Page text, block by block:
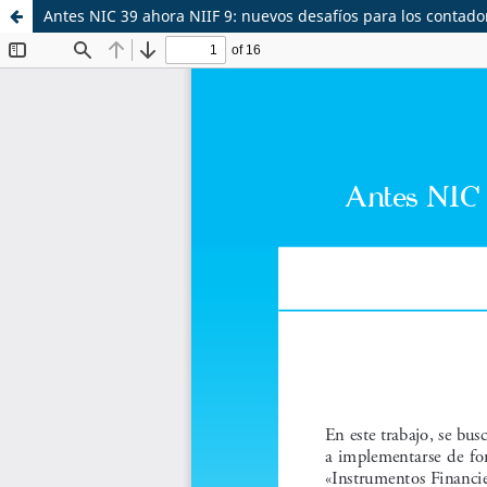
Antes NIC 39 ahora NIIF 9: nuevos desafíos para los